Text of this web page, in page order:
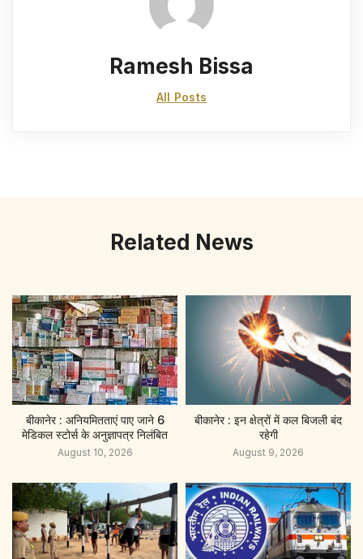
Ramesh Bissa
All Posts
Related News
बीकानेर : अनियमितताएं पाए जाने 6
मेडिकल स्टोर्स के अनुज्ञापत्र निलंबित
August 10, 2026
बीकानेर : इन क्षेत्रों में कल बिजली बंद
रहेगी
August 9, 2026